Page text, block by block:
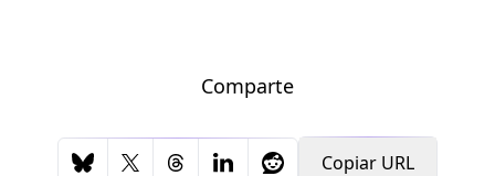
Comparte
Copiar URL